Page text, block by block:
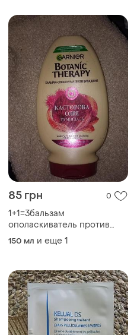
85 грн 0
1+1=3бальзам
ополаскиватель против
выпадения волос ❤️
150 мл и еще 1